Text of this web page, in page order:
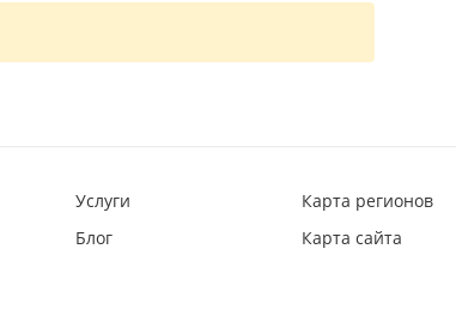
Услуги
Блог
Карта регионов
Карта сайта